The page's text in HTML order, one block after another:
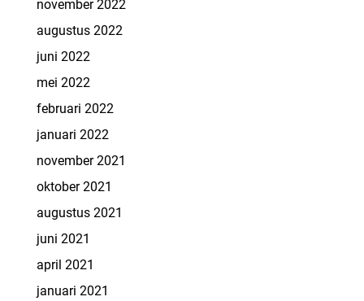
november 2022
augustus 2022
juni 2022
mei 2022
februari 2022
januari 2022
november 2021
oktober 2021
augustus 2021
juni 2021
april 2021
januari 2021